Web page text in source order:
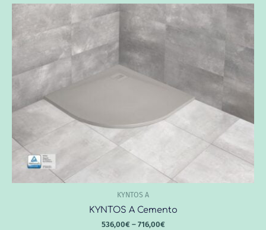
KYNTOS A
KYNTOS A Cemento
536,00€– 716,00€